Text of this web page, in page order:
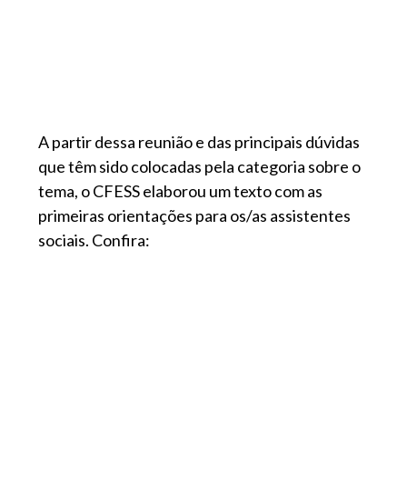
A partir dessa reunião e das principais dúvidas
que têm sido colocadas pela categoria sobre o
tema, o CFESS elaborou um texto com as
primeiras orientações para os/as assistentes
sociais. Confira: